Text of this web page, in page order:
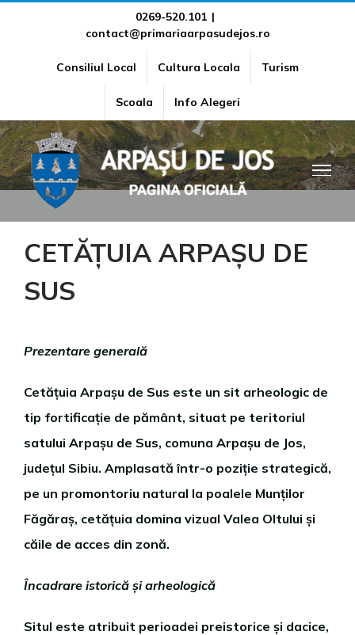
0269-520.101 |
contact@primariaarpasudejos.ro
Consiliul Local Cultura Locala Turism
Scoala Info Alegeri
CETĂȚUIA ARPAȘU DE SUS
CETĂȚUIA ARPAȘU DE
SUS
Prezentare generală
Cetățuia Arpașu de Sus este un sit arheologic de
tip fortificație de pământ, situat pe teritoriul
satului Arpașu de Sus, comuna Arpașu de Jos,
județul Sibiu. Amplasată într-o poziție strategică,
pe un promontoriu natural la poalele Munților
Făgăraș, cetățuia domina vizual Valea Oltului și
căile de acces din zonă.
Încadrare istorică și arheologică
Situl este atribuit perioadei preistorice și dacice,